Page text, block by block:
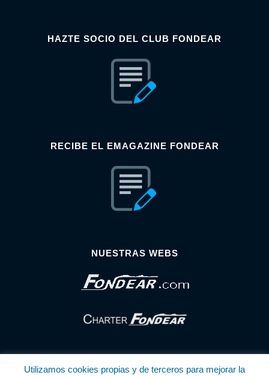
HAZTE SOCIO DEL CLUB FONDEAR
RECIBE EL EMAGAZINE FONDEAR
NUESTRAS WEBS
Utilizamos cookies propias y de terceros para mejorar la